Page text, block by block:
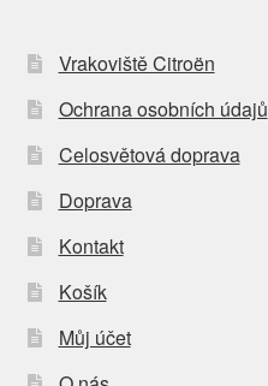
Vrakoviště Citroën
Ochrana osobních údajů
Celosvětová doprava
Doprava
Kontakt
Košík
Můj účet